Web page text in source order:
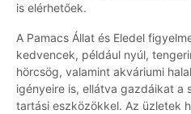
is elérhetőek.
A Pamacs Állat és Eledel
kedvencek, például nyúl,
hörcsög, valamint akváriumi
igényeire is, ellátva gazdáikat a
tartási eszközökkel. Az üzletek